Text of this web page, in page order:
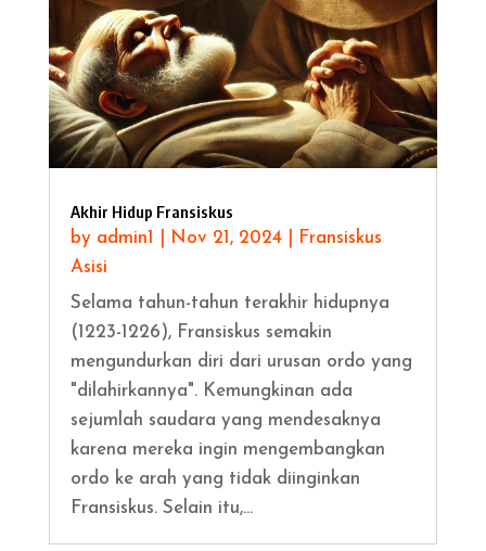
Akhir Hidup Fransiskus
by admin1 Nov 21, 2024|
Fransiskus
Asisi
Selama tahun-tahun terakhir hidupnya
(1223-1226), Fransiskus semakin
mengundurkan diri dari urusan ordo yang
"dilahirkannya". Kemungkinan ada
sejumlah saudara yang mendesaknya
karena mereka ingin mengembangkan
ordo ke arah yang tidak diinginkan
Fransiskus. Selain itu,...